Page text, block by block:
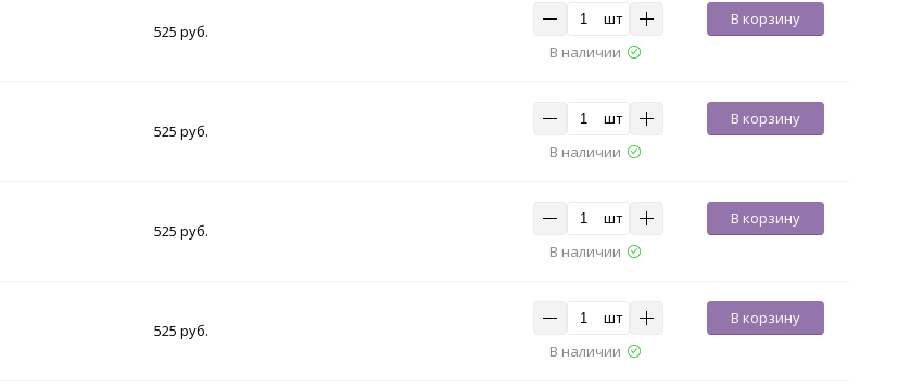
525 руб.
шт
В корзину
В наличии
525 руб.
шт
В корзину
В наличии
525 руб.
шт
В корзину
В наличии
525 руб.
шт
В корзину
В наличии